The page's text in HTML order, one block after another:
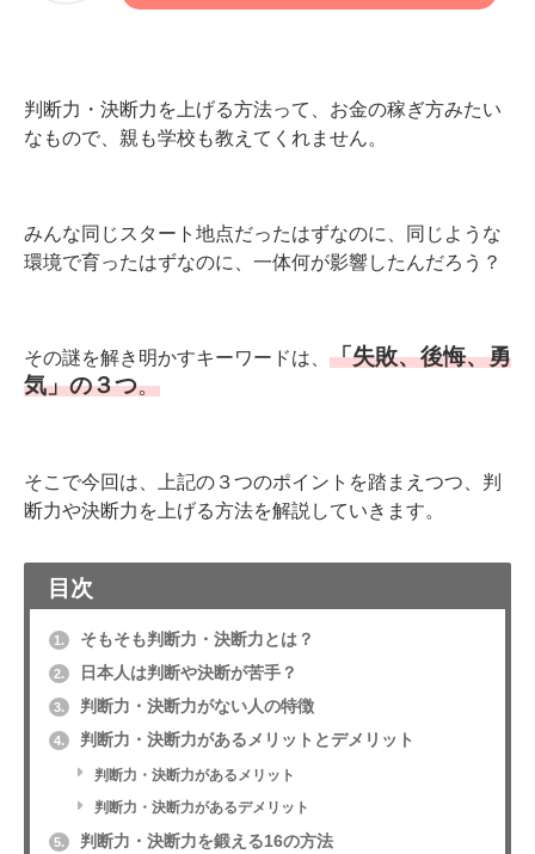
判断力・決断力を上げる方法って、お金の稼ぎ方みたい
なもので、親も学校も教えてくれません。
みんな同じスタート地点だったはずなのに、同じような
環境で育ったはずなのに、一体何が影響したんだろう？
その謎を解き明かすキーワードは、 「失敗、後悔、勇
気」の３つ。
そこで今回は、上記の３つのポイントを踏まえつつ、判
断力や決断力を上げる方法を解説していきます。
目次
1. そもそも判断力・決断力とは？
2. 日本人は判断や決断が苦手？
3. 判断力・決断力がない人の特徴
4. 判断力・決断力があるメリットとデメリット
判断力・決断力があるメリット
判断力・決断力があるデメリット
5. 判断力・決断力を鍛える16の方法